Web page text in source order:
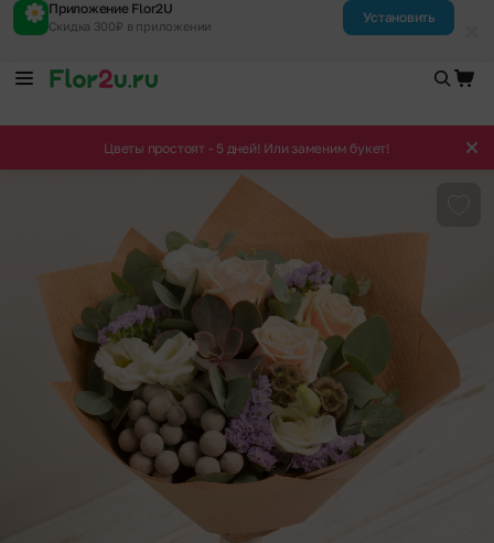
Приложение Flor2U
Скидка 300₽ в приложении
Установить
Цветы простоят - 5 дней! Или заменим букет!